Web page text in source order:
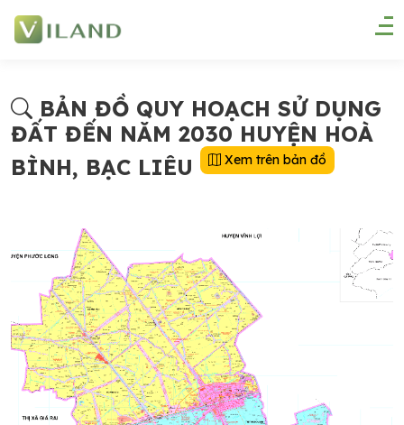
BẢN ĐỒ QUY HOẠCH SỬ DỤNG
ĐẤT ĐẾN NĂM 2030 HUYỆN HOÀ
BÌNH, BẠC LIÊU
Xem trên bản đồ